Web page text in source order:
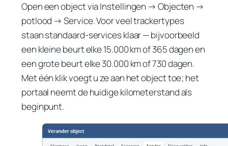
Open een object viaInstellingen → Objecten →
potlood → Service. Voor veel trackertypes
staan standaard-services klaar — bijvoorbeeld
een kleine beurt elke 15.000 km of 365 dagen en
een grote beurt elke 30.000 km of 730 dagen.
Met één klik voegt u ze aan het object toe; het
portaal neemt de huidige kilometerstand als
beginpunt.